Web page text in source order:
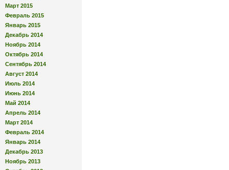
Март 2015
Февраль 2015
Январь 2015
Декабрь 2014
Ноябрь 2014
Октябрь 2014
Сентябрь 2014
Август 2014
Июль 2014
Июнь 2014
Май 2014
Апрель 2014
Март 2014
Февраль 2014
Январь 2014
Декабрь 2013
Ноябрь 2013